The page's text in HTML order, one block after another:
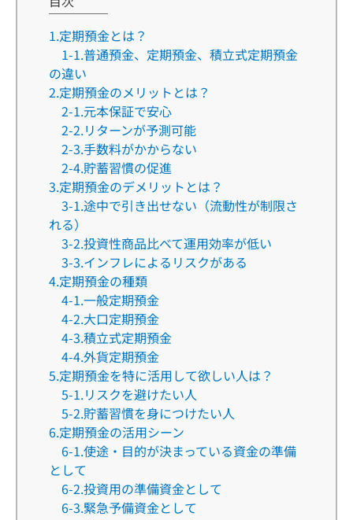
1.定期預金とは？
1-1.普通預金、定期預金、積立式定期預金
の違い
2.定期預金のメリットとは？
2-1.元本保証で安心
2-2.リターンが予測可能
2-3.手数料がかからない
2-4.貯蓄習慣の促進
3.定期預金のデメリットとは？
3-1.途中で引き出せない（流動性が制限さ
れる）
3-2.投資性商品比べて運用効率が低い
3-3.インフレによるリスクがある
4.定期預金の種類
4-1.一般定期預金
4-2.大口定期預金
4-3.積立式定期預金
4-4.外貨定期預金
5.定期預金を特に活用して欲しい人は？
5-1.リスクを避けたい人
5-2.貯蓄習慣を身につけたい人
6.定期預金の活用シーン
6-1.使途・目的が決まっている資金の準備
として
6-2.投資用の準備資金として
6-3.緊急予備資金として